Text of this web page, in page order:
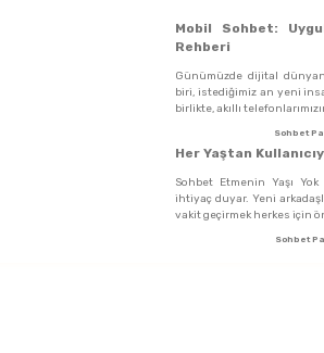
Mobil Sohbet:
Rehberi
Günümüzde dijital
biri, istediğimiz an yeni
birlikte, akıllı
Sohbet
Her Yaştan
Sohbet Etmenin Yaşı
ihtiyaç duyar. Yeni
vakit geçirmek herkes için
Sohbet